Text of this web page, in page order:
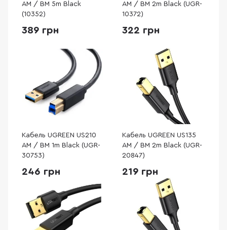
AM / BM 5m Black
(10352)
389 грн
AM / BM 2m Black (UGR-
10372)
322 грн
Кабель UGREEN US210
AM / BM 1m Black (UGR-
30753)
246 грн
Кабель UGREEN US135
AM / BM 2m Black (UGR-
20847)
219 грн